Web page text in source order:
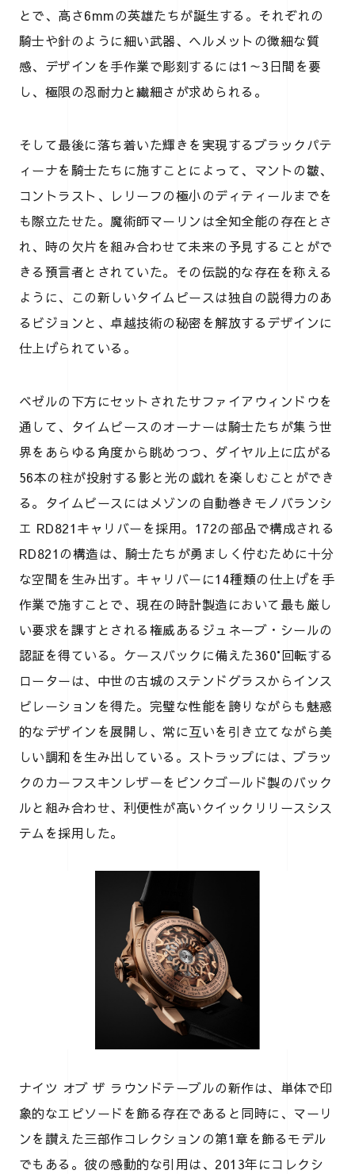
とで、高さ6mmの英雄たちが誕生する。それぞれの
騎士や針のように細い武器、ヘルメットの微細な質
感、デザインを手作業で彫刻するには1～3日間を要
し、極限の忍耐力と繊細さが求められる。
そして最後に落ち着いた輝きを実現するブラックパテ
ィーナを騎士たちに施すことによって、マントの皺、
コントラスト、レリーフの極小のディティールまでを
も際立たせた。魔術師マーリンは全知全能の存在とさ
れ、時の欠片を組み合わせて未来の予見することがで
きる預言者とされていた。その伝説的な存在を称える
ように、この新しいタイムピースは独自の説得力のあ
るビジョンと、卓越技術の秘密を解放するデザインに
仕上げられている。
ベゼルの下方にセットされたサファイアウィンドウを
通して、タイムピースのオーナーは騎士たちが集う世
界をあらゆる角度から眺めつつ、ダイヤル上に広がる
56本の柱が投射する影と光の戯れを楽しむことができ
る。タイムピースにはメゾンの自動巻きモノバランシ
エ RD821キャリバーを採用。172の部品で構成される
RD821の構造は、騎士たちが勇ましく佇むために十分
な空間を生み出す。キャリバーに14種類の仕上げを手
作業で施すことで、現在の時計製造において最も厳し
い要求を課すとされる権威あるジュネーブ・シールの
認証を得ている。ケースバックに備えた360°回転する
ローターは、中世の古城のステンドグラスからインス
ピレーションを得た。完璧な性能を誇りながらも魅惑
的なデザインを展開し、常に互いを引き立てながら美
しい調和を生み出している。ストラップには、ブラッ
クのカーフスキンレザーをピンクゴールド製のバック
ルと組み合わせ、利便性が高いクイックリリースシス
テムを採用した。
ナイツ オブ ザ ラウンドテーブルの新作は、単体で印
象的なエピソードを飾る存在であると同時に、マーリ
ンを讃えた三部作コレクションの第1章を飾るモデル
でもある。彼の感動的な引用は、2013年にコレクシ